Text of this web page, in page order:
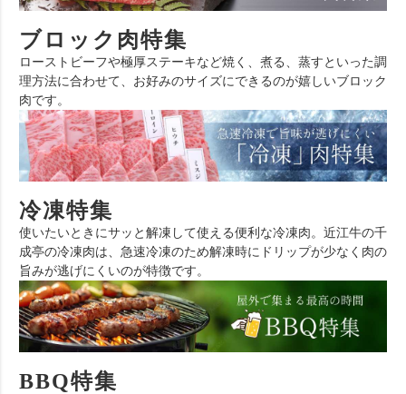
ブロック肉特集
ローストビーフや極厚ステーキなど焼く、煮る、蒸すといった調
理方法に合わせて、お好みのサイズにできるのが嬉しいブロック
肉です。
冷凍特集
使いたいときにサッと解凍して使える便利な冷凍肉。近江牛の千
成亭の冷凍肉は、急速冷凍のため解凍時にドリップが少なく肉の
旨みが逃げにくいのが特徴です。
BBQ特集